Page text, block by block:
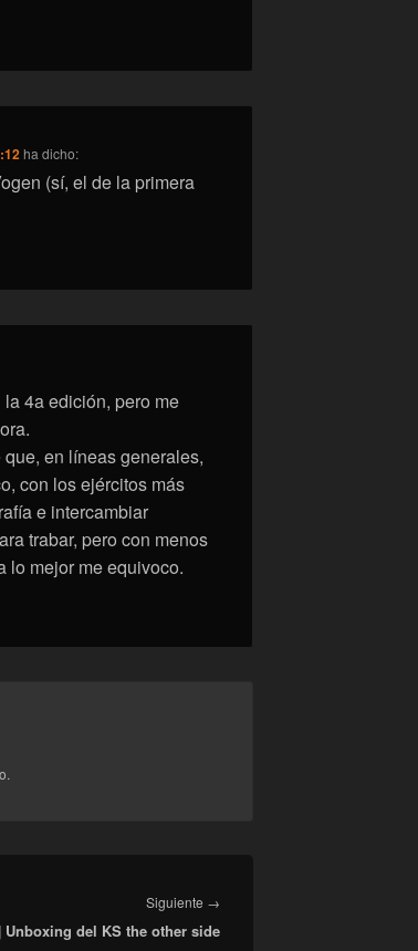
ha dicho:
(sí, el de la primera
4a edición, pero me
en líneas generales,
con los ejércitos más
e intercambiar
trabar, pero con menos
lo mejor me equivoco.
Siguiente →
siguiente:
Unboxing del KS the other side